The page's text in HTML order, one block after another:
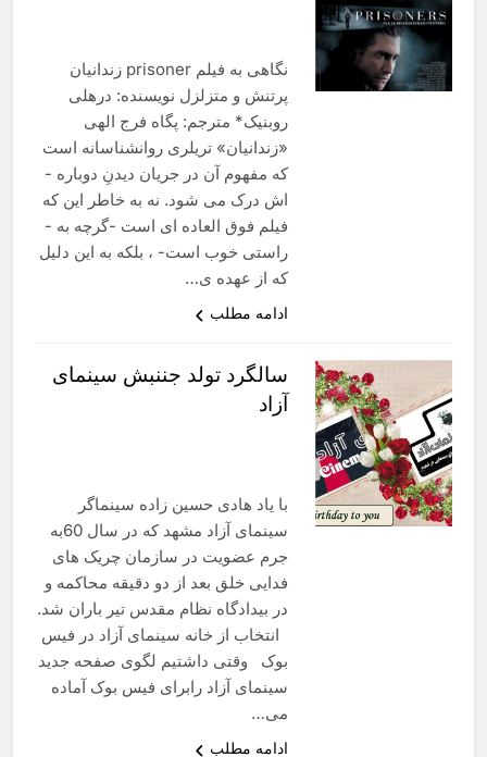
نگاهی به فیلم prisoner زندانیان
پرتنش و متزلزل نویسنده: درهلی
روبنیک* مترجم: پگاه فرج ­الهی
«زندانیان» تریلری روانشناسانه است
که مفهوم آن در جریان دیدنِ دوباره ­
اش درک می­ شود. نه به خاطر این ­که
فیلم فوق­ العاده­ ای است -گرچه به ­
راستی خوب است- ، بلکه به این دلیل
که از عهده­ ی…
ادامه مطلب
سالگرد تولد جننبش سینمای
آزاد
با یاد هادی حسین زاده سینماگر
سینمای آزاد مشهد که در سال 60به
جرم عضویت در سازمان چریک های
فدایی خلق بعد از دو دقیقه محاکمه و
در بیدادگاه نظام مقدس تیر باران شد.
انتخاب از خانه سینمای آزاد در فیس
بوک وقتی داشتیم لگوی صفحه جدید
سینمای آزاد رابرای فیس بوک آماده
می…
ادامه مطلب